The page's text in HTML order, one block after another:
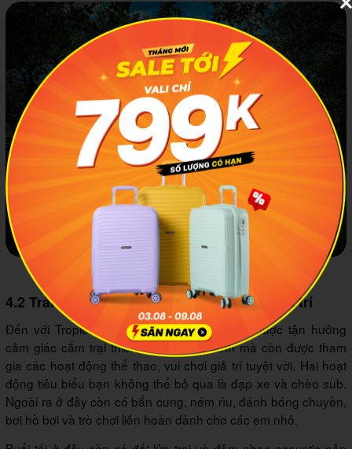
Đây là sân khấu kiêm sân chơi chung của khu trại
4.2 Trải nghiệm các hoạt động vui chơi giải trí
Đến với Tropical eGlamping bạn không chỉ được tận hưởng
cảm giác cắm trại thiên nhiên trong lành mà còn được tham
gia các hoạt động thể thao, vui chơi giả trí tuyệt vời. Hai hoạt
động tiêu biểu bạn không thể bỏ qua là đạp xe và chèo sub.
Ngoài ra ở đây còn có bắn cung, ném rìu, đánh bóng chuyền,
bơi hồ bơi và trò chơi liên hoàn dành cho các em nhỏ.